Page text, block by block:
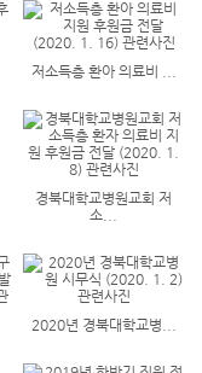
저소득층 환아 의료비 ...
경북대학교병원교회 저
소...
2020년 경북대학교병...